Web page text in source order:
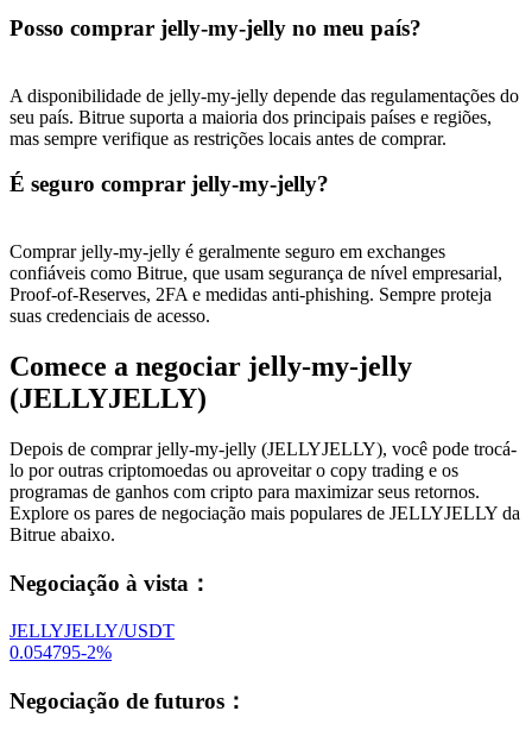
Posso comprar jelly-my-jelly no meu país?
A disponibilidade de jelly-my-jelly depende das regulamentações do
seu país. Bitrue suporta a maioria dos principais países e regiões,
mas sempre verifique as restrições locais antes de comprar.
É seguro comprar jelly-my-jelly?
Comprar jelly-my-jelly é geralmente seguro em exchanges
confiáveis ​​como Bitrue, que usam segurança de nível empresarial,
Proof-of-Reserves, 2FA e medidas anti-phishing. Sempre proteja
suas credenciais de acesso.
Comece a negociar jelly-my-jelly
(JELLYJELLY)
Depois de comprar jelly-my-jelly (JELLYJELLY), você pode trocá-
lo por outras criptomoedas ou aproveitar o copy trading e os
programas de ganhos com cripto para maximizar seus retornos.
Explore os pares de negociação mais populares de JELLYJELLY da
Bitrue abaixo.
Negociação à vista ：
JELLYJELLY/USDT
0.054795-2%
Negociação de futuros ：